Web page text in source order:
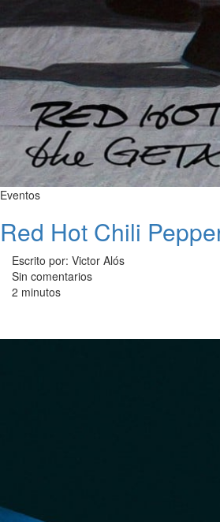
Eventos
Red Hot Chili
Escrito por: Victor Alós
Sin comentarios
2 minutos